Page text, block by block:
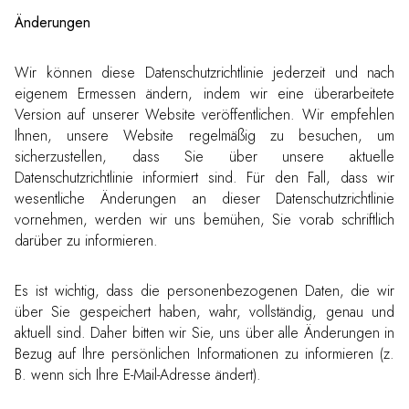
Änderungen
Wir können diese Datenschutzrichtlinie jederzeit und nach
eigenem Ermessen ändern, indem wir eine überarbeitete
Version auf unserer Website veröffentlichen. Wir empfehlen
Ihnen, unsere Website regelmäßig zu besuchen, um
sicherzustellen, dass Sie über unsere aktuelle
Datenschutzrichtlinie informiert sind. Für den Fall, dass wir
wesentliche Änderungen an dieser Datenschutzrichtlinie
vornehmen, werden wir uns bemühen, Sie vorab schriftlich
darüber zu informieren.
Es ist wichtig, dass die personenbezogenen Daten, die wir
über Sie gespeichert haben, wahr, vollständig, genau und
aktuell sind. Daher bitten wir Sie, uns über alle Änderungen in
Bezug auf Ihre persönlichen Informationen zu informieren (z.
B. wenn sich Ihre E-Mail-Adresse ändert).